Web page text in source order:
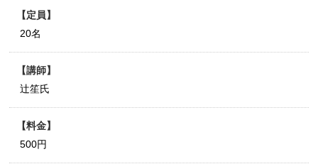
定員
20名
講師
辻笙氏
料金
500円